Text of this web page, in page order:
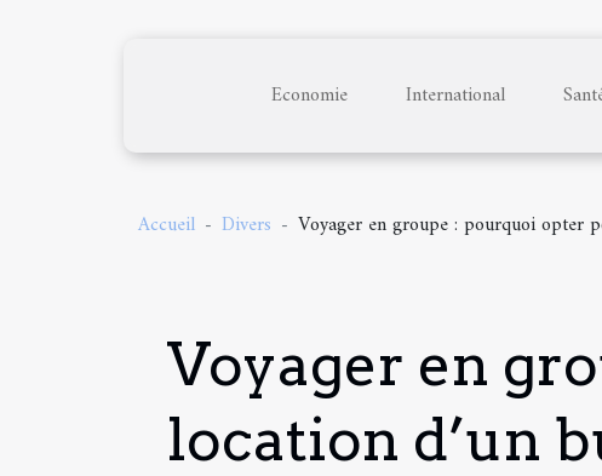
Economie International
Accueil Divers Voyager en groupe : pourquoi opter
Voyager en
location d’un